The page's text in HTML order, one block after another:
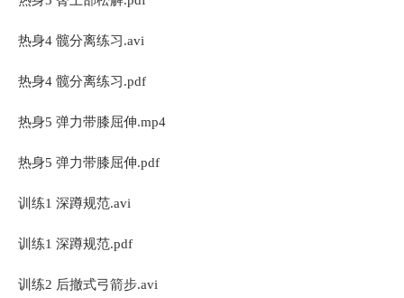
热身4 髋分离练习.avi
热身4 髋分离练习.pdf
热身5 弹力带膝屈伸.mp4
热身5 弹力带膝屈伸.pdf
训练1 深蹲规范.avi
训练1 深蹲规范.pdf
训练2 后撤式弓箭步.avi